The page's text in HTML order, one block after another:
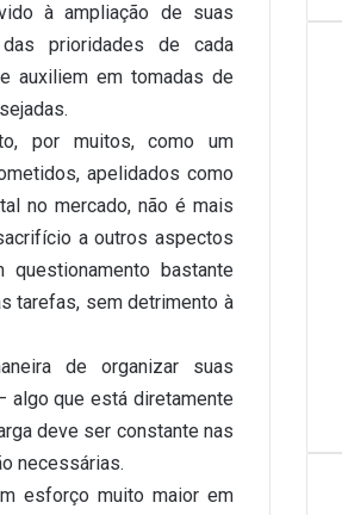
à ampliação de suas
prioridades de cada
auxiliem em tomadas de
por muitos, como um
apelidados como
no mercado, não é mais
a outros aspectos
bastante
tarefas, sem detrimento à
de organizar suas
algo que está diretamente
deve ser constante nas
necessárias.
esforço muito maior em